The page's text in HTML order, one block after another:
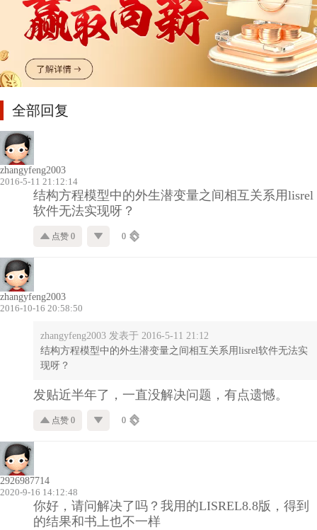
全部回复
zhangyfeng2003
2016-5-11 21:12:14
结构方程模型中的外生潜变量之间相互关系用lisrel
软件无法实现呀？
点赞 0 0
zhangyfeng2003
2016-10-16 20:58:50
zhangyfeng2003 发表于 2016-5-11 21:12
结构方程模型中的外生潜变量之间相互关系用lisrel软件无法实
现呀？
发贴近半年了，一直没解决问题，有点遗憾。
点赞 0 0
2926987714
2020-9-16 14:12:48
你好，请问解决了吗？我用的LISREL8.8版，得到
的结果和书上也不一样